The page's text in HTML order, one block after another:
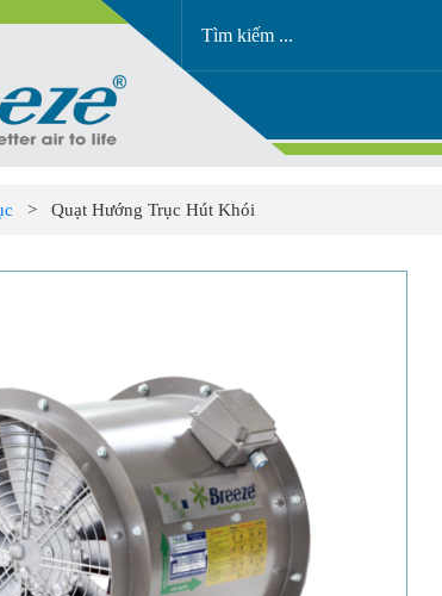
> Quạt Hướng Trục Hút Khói